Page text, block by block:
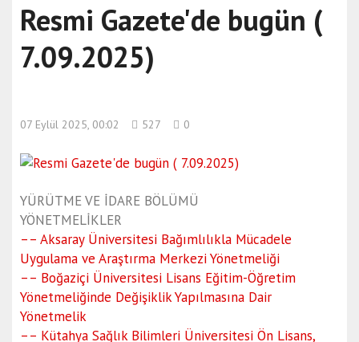
n
ü
Resmi Gazete'de bugün (
7.09.2025)
07 Eylül 2025, 00:02 527 0
YÜRÜTME VE İDARE BÖLÜMÜ
YÖNETMELİKLER
–– Aksaray Üniversitesi Bağımlılıkla Mücadele
Uygulama ve Araştırma Merkezi Yönetmeliği
–– Boğaziçi Üniversitesi Lisans Eğitim-Öğretim
Yönetmeliğinde Değişiklik Yapılmasına Dair
Yönetmelik
–– Kütahya Sağlık Bilimleri Üniversitesi Ön Lisans,